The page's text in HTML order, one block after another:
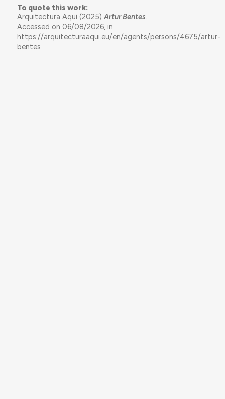
To quote this work:
Arquitectura Aqui (2025)Artur Bentes.
Accessed on 06/08/2026, in
https://arquitecturaaqui.eu/en/agents/persons/4675/artur-
bentes